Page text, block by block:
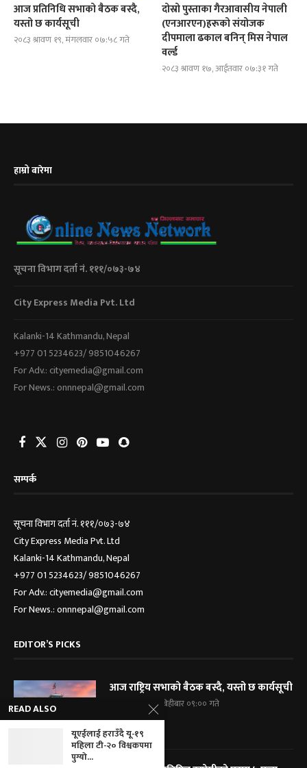
आज प्रतिनिधि सभाको बैठक बस्दै,
यस्तो छ कार्यसूची
२०८३ श्रावण १९, मंगलवार ०७:५८ गते
दोस्रो पुस्ताका गैरआवासीय नेपाली
(एनआरएन)हरूको संयोजक
दीपमाला ढकाल बनिन् मिस नेपाल
वर्ल्ड
२०८३ श्रावण १७, आईतवार ०७:३१ गते
हाम्रो बारेमा
सूचना विभाग दर्ता नं. १११/०७३-७४
City Express Media Pvt. Ltd
Kalanki-14 Kathmandu, Nepal
+977 01 5234623/ 9851046267
For Adv.: cityemedia@gmail.com
For News.: onnnepal@gmail.com
सम्पर्क
सूचना विभाग दर्ता नं. १११/०७३-७४
City Express Media Pvt. Ltd
Kalanki-14 Kathmandu, Nepal
+977 01 5234623/ 9851046267
For Adv.: cityemedia@gmail.com
For News.: onnnepal@gmail.com
EDITOR’S PICKS
आज राष्ट्रिय सभाको बैठक बस्दै, यस्तो छ कार्यसूची
२०८३ श्रावण २१, बिहीबार ०९:०० गते
READ ALSO
यूएईलाई हराउँदै यू-१९
महिला टी-२० विश्वकपमा
पुग्यो...